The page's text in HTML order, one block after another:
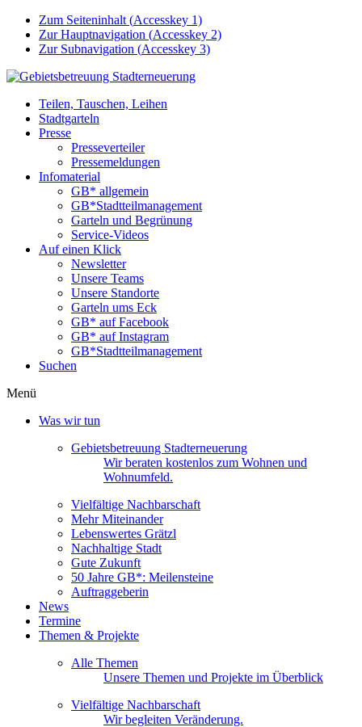
Zum Seiteninhalt (Accesskey 1)
Zur Hauptnavigation (Accesskey 2)
Zur Subnavigation (Accesskey 3)
Teilen, Tauschen, Leihen
Stadtgarteln
Presse
Presseverteiler
Pressemeldungen
Infomaterial
GB* allgemein
GB*Stadtteilmanagement
Garteln und Begrünung
Service-Videos
Auf einen Klick
Newsletter
Unsere Teams
Unsere Standorte
Garteln ums Eck
GB* auf Facebook
GB* auf Instagram
GB*Stadtteilmanagement
Suchen
Menü
Was wir tun
Gebietsbetreuung Stadterneuerung
Wir beraten kostenlos zum Wohnen und
Wohnumfeld.
Vielfältige Nachbarschaft
Mehr Miteinander
Lebenswertes Grätzl
Nachhaltige Stadt
Gute Zukunft
50 Jahre GB*: Meilensteine
Auftraggeberin
News
Termine
Themen & Projekte
Alle Themen
Unsere Themen und Projekte im Überblick
Vielfältige Nachbarschaft
Wir begleiten Veränderung.